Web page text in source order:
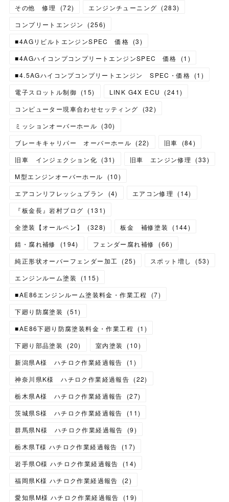
その他 修理 (72) エンジンチューニング (283)
コンプリートエンジン
(256)
■4AGリビルトエンジンSPEC 価格 (3)
■4AGハイコンプコンプリートエンジンSPEC 価格
(1 )
■4.5AGハイコンプコンプリートエンジン SPEC・価格 (1 )
電子スロットル制御 (15) LINK G4X ECU (241)
コンピューター現車合わせセッティング
(32)
ミッションオーバーホール (30)
ブレーキキャリパー オーバーホール (22) 旧車 (84)
旧車 インジェクション化 (31) 旧車 エンジン修理 (33)
M型エンジンオーバーホール
(10)
エアコンリフレッシュプラン
(4) エアコン修理 (14)
『板金長』岩村ブログ (131)
全塗装【オールペン】
(328) 板金 補修塗装 (144)
錆・腐れ補修
(194) フェンダー腐れ補修 (66)
純正形状オーバーフェンダー加工
(25) スポット増し (53)
エンジンルーム塗装
(115)
■AE86エンジンルーム塗装料金・作業工程
(7)
下廻り防腐塗装
(51)
■AE86下廻り防腐塗装料金・作業工程
(1 )
下廻り部品塗装
(20) 室内塗装 (10)
新潟県A様 ハチロク作業経過報告
(1 )
神奈川県K様 ハチロク作業経過報告 (22)
栃木県A様 ハチロク作業経過報告
(27)
茨城県S様 ハチロク作業経過報告
(11)
群馬県N様 ハチロク作業経過報告
(9)
栃木県T様 ハチロク作業経過報告
(17)
岩手県O様 ハチロク作業経過報告
(14)
福岡県K様 ハチロク作業経過報告
(2)
愛知県M様 ハチロク作業経過報告
(19)